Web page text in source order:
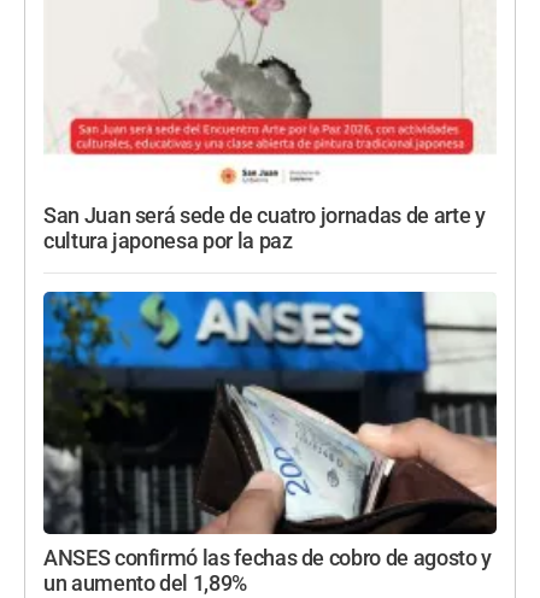
San Juan será sede de cuatro jornadas de arte y
cultura japonesa por la paz
ANSES confirmó las fechas de cobro de agosto y
un aumento del 1,89%